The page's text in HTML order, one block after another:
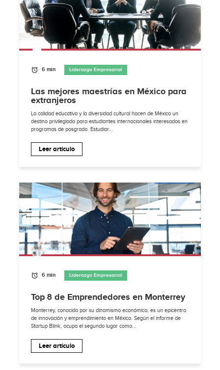
6 min Liderazgo Empresarial
Las mejores maestrías en México para
extranjeros
La calidad educativa y la diversidad cultural hacen de México un
destino privilegiado para estudiantes internacionales interesados en
programas de posgrado. Estudiar...
Leer artículo
6 min Liderazgo Empresarial
Top 8 de Emprendedores en Monterrey
Monterrey, conocida por su dinamismo económico, es un epicentro
de innovación y emprendimiento en México. Según el informe de
Startup Blink, ocupa el segundo lugar como...
Leer artículo